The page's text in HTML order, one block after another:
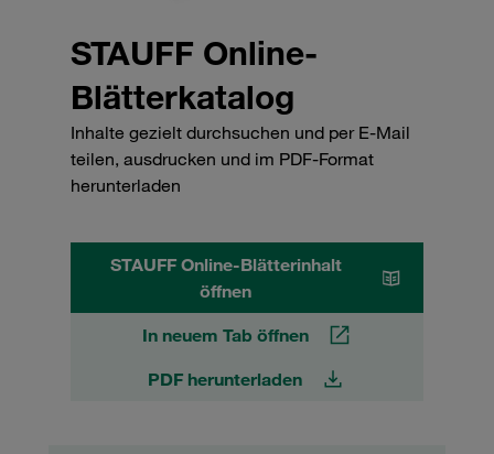
STAUFF Online-
Blätterkatalog
Inhalte gezielt durchsuchen und per E-Mail
teilen, ausdrucken und im PDF-Format
herunterladen
STAUFF Online-Blätterinhalt
öffnen
In neuem Tab öffnen
PDF herunterladen